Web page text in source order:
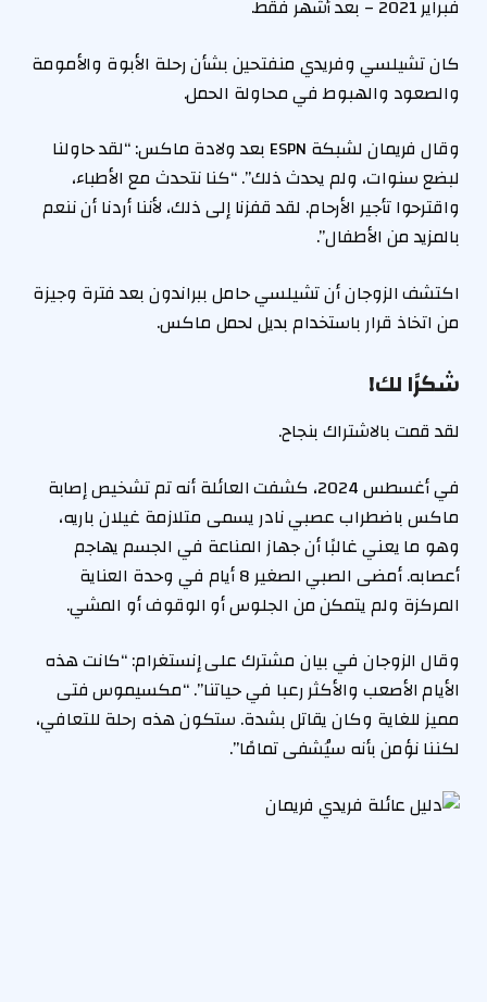
فبراير 2021 – بعد أشهر فقط.
كان تشيلسي وفريدي منفتحين بشأن رحلة الأبوة والأمومة
والصعود والهبوط في محاولة الحمل.
وقال فريمان لشبكة ESPN بعد ولادة ماكس: “لقد حاولنا
لبضع سنوات، ولم يحدث ذلك”. “كنا نتحدث مع الأطباء،
واقترحوا تأجير الأرحام. لقد قفزنا إلى ذلك، لأننا أردنا أن ننعم
بالمزيد من الأطفال”.
اكتشف الزوجان أن تشيلسي حامل ببراندون بعد فترة وجيزة
من اتخاذ قرار باستخدام بديل لحمل ماكس.
شكرًا لك!
لقد قمت بالاشتراك بنجاح.
في أغسطس 2024، كشفت العائلة أنه تم تشخيص إصابة
ماكس باضطراب عصبي نادر يسمى متلازمة غيلان باريه،
وهو ما يعني غالبًا أن جهاز المناعة في الجسم يهاجم
أعصابه. أمضى الصبي الصغير 8 أيام في وحدة العناية
المركزة ولم يتمكن من الجلوس أو الوقوف أو المشي.
وقال الزوجان في بيان مشترك على إنستغرام: “كانت هذه
الأيام الأصعب والأكثر رعبا في حياتنا”. “مكسيموس فتى
مميز للغاية وكان يقاتل بشدة. ستكون هذه رحلة للتعافي،
لكننا نؤمن بأنه سيُشفى تمامًا”.